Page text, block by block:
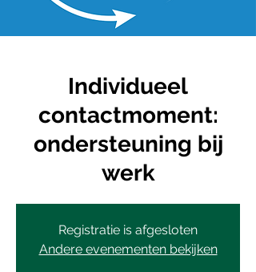
Individueel
contactmoment:
ondersteuning bij
werk
Registratie is afgesloten
Andere evenementen bekijken